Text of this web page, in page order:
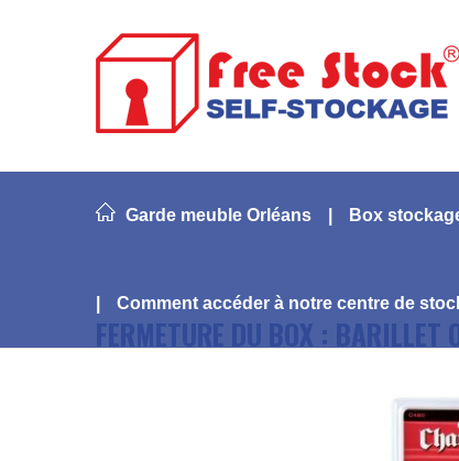
Garde meuble Orléans Box
Comment accéder à notre centre de
FERMETURE DU BOX : BARILLET